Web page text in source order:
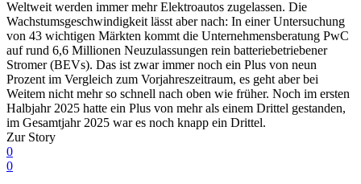
Weltweit werden immer mehr Elektroautos zugelassen. Die
Wachstumsgeschwindigkeit lässt aber nach: In einer Untersuchung
von 43 wichtigen Märkten kommt die Unternehmensberatung PwC
auf rund 6,6 Millionen Neuzulassungen rein batteriebetriebener
Stromer (BEVs). Das ist zwar immer noch ein Plus von neun
Prozent im Vergleich zum Vorjahreszeitraum, es geht aber bei
Weitem nicht mehr so schnell nach oben wie früher. Noch im ersten
Halbjahr 2025 hatte ein Plus von mehr als einem Drittel gestanden,
im Gesamtjahr 2025 war es noch knapp ein Drittel.
Zur Story
0
0